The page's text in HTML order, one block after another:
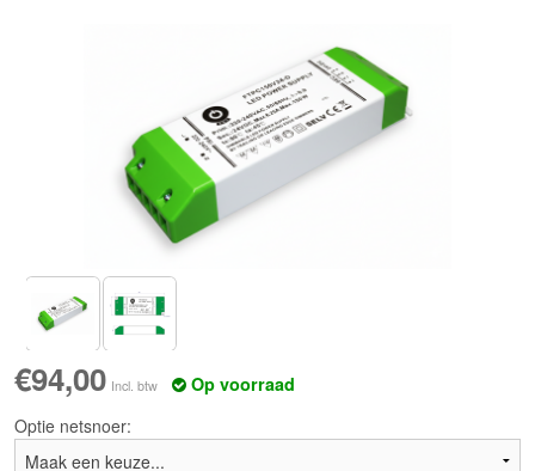
€94,00 Incl. btw
Op voorraad
Optie netsnoer: